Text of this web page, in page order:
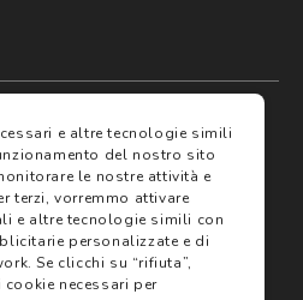
e condizioni
di vendita
di sicurezza sui prodotti
e altre tecnologie simili
del nostro sito
le nostre attività e
terzi, vorremmo attivare
e altre tecnologie simili con
personalizzate e di
Se clicchi su “rifiuta”,
necessari per